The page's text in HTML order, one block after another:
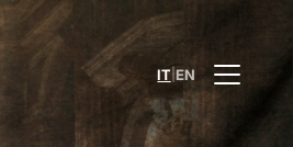
IT EN